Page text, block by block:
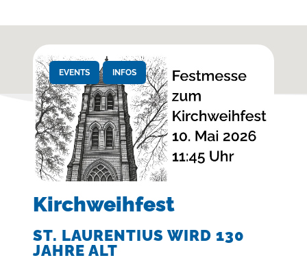
EVENTS INFOS
Kirchweihfest
ST. LAURENTIUS WIRD 130
JAHRE ALT